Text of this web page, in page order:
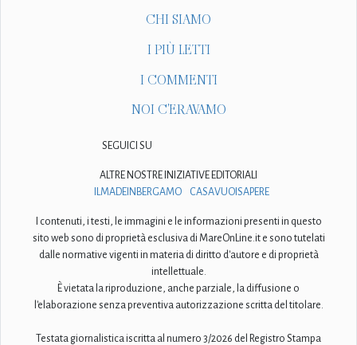
CHI SIAMO
I PIÙ LETTI
I COMMENTI
NOI C'ERAVAMO
SEGUICI SU
ALTRE NOSTRE INIZIATIVE EDITORIALI
ILMADEINBERGAMO
CASAVUOISAPERE
I contenuti, i testi, le immagini e le informazioni presenti in questo
sito web sono di proprietà esclusiva di MareOnLine.it e sono tutelati
dalle normative vigenti in materia di diritto d'autore e di proprietà
intellettuale.
È vietata la riproduzione, anche parziale, la diffusione o
l'elaborazione senza preventiva autorizzazione scritta del titolare.
Testata giornalistica iscritta al numero 3/2026 del Registro Stampa